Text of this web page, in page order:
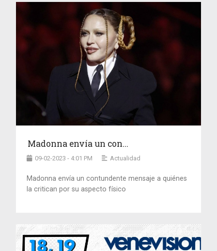
Madonna envía un con...
09-02-2023 - 4:01 PM Actualidad
Madonna envía un contundente mensaje a quiénes
la critican por su aspecto físico